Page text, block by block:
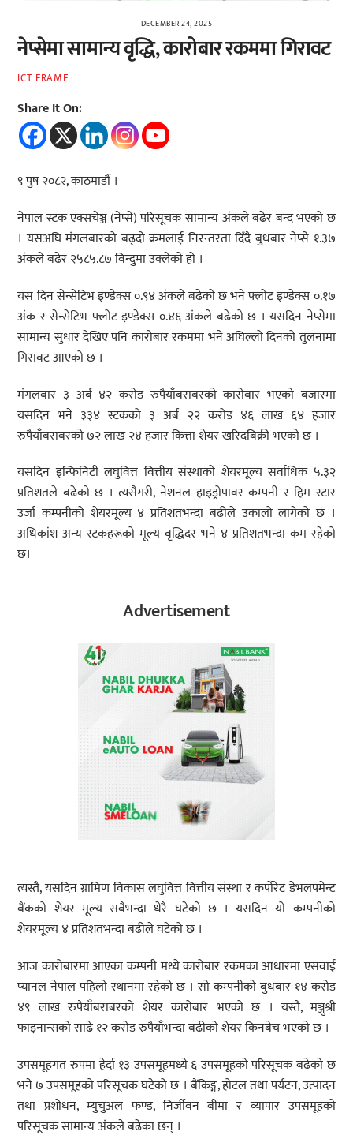
DECEMBER 24, 2025
नेप्सेमा सामान्य वृद्धि, कारोबार रकममा गिरावट
ICT FRAME
Share It On:
९ पुष २०८२, काठमाडौं ।
नेपाल स्टक एक्सचेञ्ज (नेप्से) परिसूचक सामान्य अंकले बढेर बन्द भएको छ
। यसअघि मंगलबारको बढ्दो क्रमलाई निरन्तरता दिँदै बुधबार नेप्से १.३७
अंकले बढेर २५८५.८७ विन्दुमा उक्लेको हो ।
यस दिन सेन्सेटिभ इण्डेक्स ०.९४ अंकले बढेको छ भने फ्लोट इण्डेक्स ०.१७
अंक र सेन्सेटिभ फ्लोट इण्डेक्स ०.४६ अंकले बढेको छ । यसदिन नेप्सेमा
सामान्य सुधार देखिए पनि कारोबार रकममा भने अघिल्लो दिनको तुलनामा
गिरावट आएको छ ।
मंगलबार ३ अर्ब ४२ करोड रुपैयाँबराबरको कारोबार भएको बजारमा
यसदिन भने ३३४ स्टकको ३ अर्ब २२ करोड ४६ लाख ६४ हजार
रुपैयाँबराबरको ७२ लाख २४ हजार कित्ता शेयर खरिदबिक्री भएको छ ।
यसदिन इन्फिनिटी लघुवित्त वित्तीय संस्थाको शेयरमूल्य सर्वाधिक ५.३२
प्रतिशतले बढेको छ । त्यसैगरी, नेशनल हाइड्रोपावर कम्पनी र हिम स्टार
उर्जा कम्पनीको शेयरमूल्य ४ प्रतिशतभन्दा बढीले उकालो लागेको छ ।
अधिकांश अन्य स्टकहरूको मूल्य वृद्धिदर भने ४ प्रतिशतभन्दा कम रहेको
छ।
Advertisement
त्यस्तै, यसदिन ग्रामिण विकास लघुवित्त वित्तीय संस्था र कर्पोरेट डेभलपमेन्ट
बैंकको शेयर मूल्य सबैभन्दा धेरै घटेको छ । यसदिन यो कम्पनीको
शेयरमूल्य ४ प्रतिशतभन्दा बढीले घटेको छ ।
आज कारोबारमा आएका कम्पनी मध्ये कारोबार रकमका आधारमा एसवाई
प्यानल नेपाल पहिलो स्थानमा रहेको छ । सो कम्पनीको बुधबार १४ करोड
४९ लाख रुपैयाँबराबरको शेयर कारोबार भएको छ । यस्तै, मञ्जुश्री
फाइनान्सको साढे १२ करोड रुपैयाँभन्दा बढीको शेयर किनबेच भएको छ ।
उपसमूहगत रुपमा हेर्दा १३ उपसमूहमध्ये ६ उपसमूहको परिसूचक बढेको छ
भने ७ उपसमूहको परिसूचक घटेको छ । बैंकिङ्ग, होटल तथा पर्यटन, उत्पादन
तथा प्रशोधन, म्युचुअल फण्ड, निर्जीवन बीमा र व्यापार उपसमूहको
परिसूचक सामान्य अंकले बढेका छन् ।